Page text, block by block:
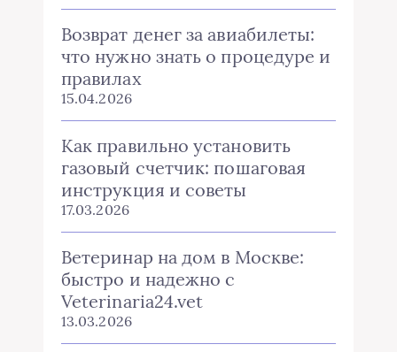
Возврат денег за авиабилеты:
что нужно знать о процедуре и
правилах
15.04.2026
Как правильно установить
газовый счетчик: пошаговая
инструкция и советы
17.03.2026
Ветеринар на дом в Москве:
быстро и надежно с
Veterinaria24.vet
13.03.2026